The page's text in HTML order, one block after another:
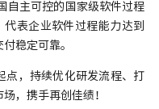
自主可控的国家级软件过程
表企业软件过程能力达到
稳定可靠。
点，持续优化研发流程、打
，携手再创佳绩！